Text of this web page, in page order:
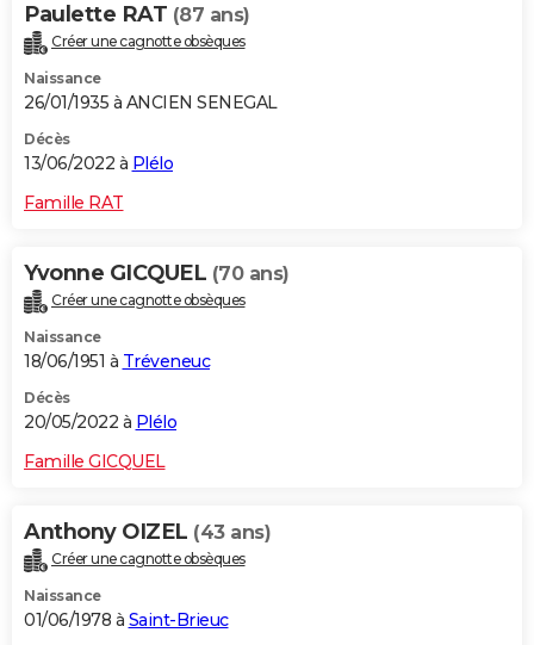
Paulette RAT (87 ans)
Créer une cagnotte obsèques
Naissance
26/01/1935 à ANCIEN SENEGAL
Décès
13/06/2022 à Plélo
Famille RAT
Yvonne GICQUEL (70 ans)
Créer une cagnotte obsèques
Naissance
18/06/1951 à Tréveneuc
Décès
20/05/2022 à Plélo
Famille GICQUEL
Anthony OIZEL (43 ans)
Créer une cagnotte obsèques
Naissance
01/06/1978 à Saint-Brieuc